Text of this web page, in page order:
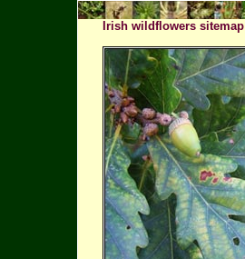
Irish wildflowers sitemap